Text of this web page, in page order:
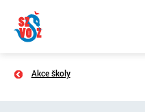
Akce školy